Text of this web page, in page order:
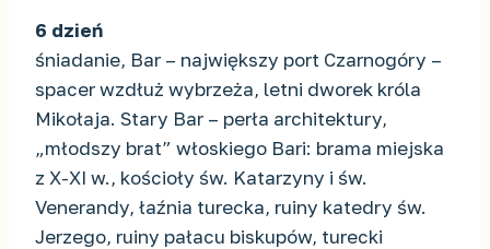
6 dzień
śniadanie, Bar – największy port Czarnogóry –
spacer wzdłuż wybrzeża, letni dworek króla
Mikołaja. Stary Bar – perła architektury,
„młodszy brat” włoskiego Bari: brama miejska
z X-XI w., kościoły św. Katarzyny i św.
Venerandy, łaźnia turecka, ruiny katedry św.
Jerzego, ruiny pałacu biskupów, turecki